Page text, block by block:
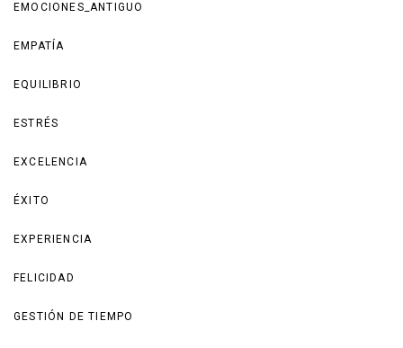
EMOCIONES_ANTIGUO
EMPATÍA
EQUILIBRIO
ESTRÉS
EXCELENCIA
ÉXITO
EXPERIENCIA
FELICIDAD
GESTIÓN DE TIEMPO